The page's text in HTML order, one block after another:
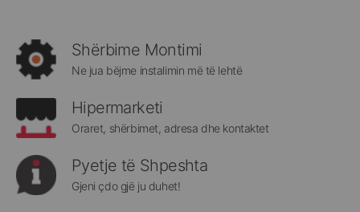
rreth
Megatek:
Shërbime Montimi
Ne jua bëjme instalimin më të lehtë
Hipermarketi
Oraret, shërbimet, adresa dhe kontaktet
Pyetje të Shpeshta
Gjeni çdo gjë ju duhet!